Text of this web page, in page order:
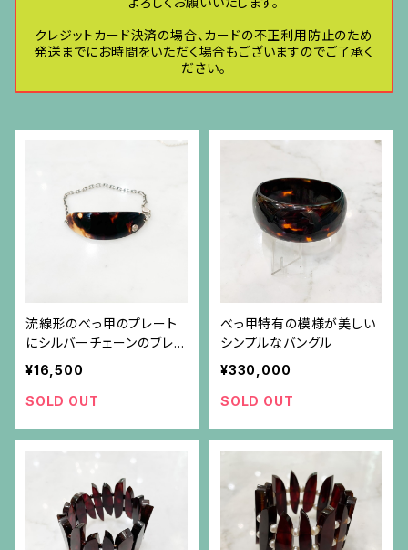
クレジットカード決済の場合、カードの不正利用防止のため
発送までにお時間をいただく場合もございますのでご了承く
ださい。
流線形のべっ甲のプレート
にシルバーチェーンのブレス
レット（アキオモリのシルバ
ー刻印付き）
¥16,500
SOLD OUT
べっ甲特有の模様が美しい
シンプルなバングル
¥330,000
SOLD OUT